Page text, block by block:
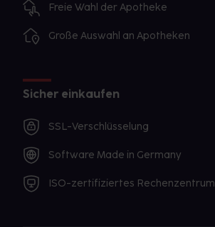
Freie Wahl der Apotheke
Große Auswahl an Apotheken
Sicher einkaufen
SSL-Verschlüsselung
Software Made in Germany
ISO-zertifiziertes Rechenzentrum